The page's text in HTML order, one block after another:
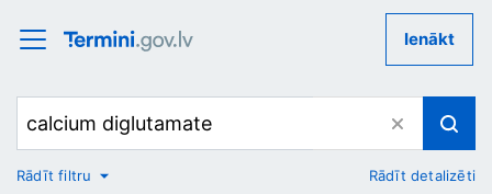
Ienākt
No
Rādīt filtru Rādīt detalizēti